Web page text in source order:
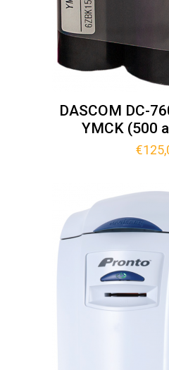
DASCOM DC-
YMCK (500
€